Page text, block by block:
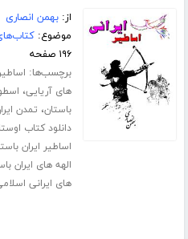
از:بهمن انصاری
موضوع:
۱۹۶ صفحه
برچسب‌ها:
های آریایی،
باستان، تمدن
دانلود کتاب اوستا
اساطیر ایران
الهه های ایران
های ایرانی